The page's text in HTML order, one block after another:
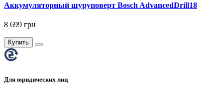
Аккумуляторный шуруповерт Bosch AdvancedDrill18
8 699 грн
Купить
Для юридических лиц